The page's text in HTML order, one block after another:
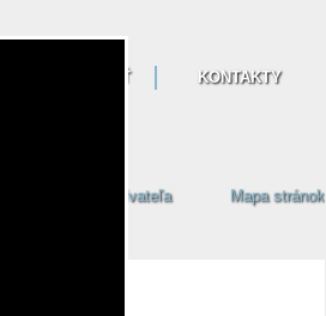
Mapa stránok
Prihlásenie používateľa
NAŠA ČINNOSŤ KONTAKTY